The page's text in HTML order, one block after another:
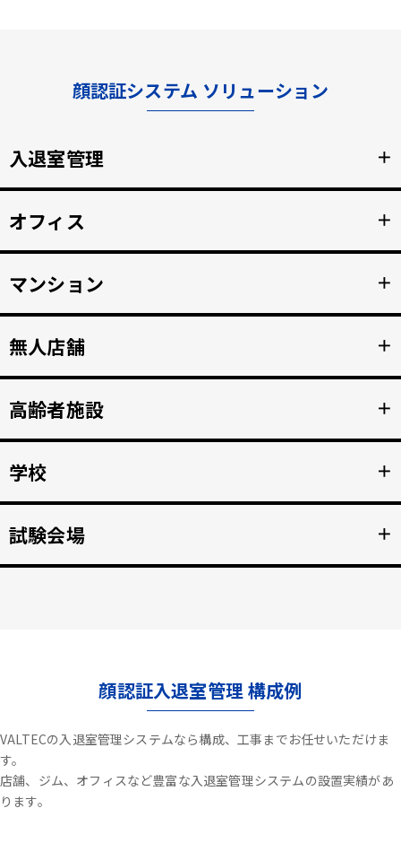
顔認証システム ソリューション
入退室管理 ＋
くし、紛失のリスクと再発行コストの削減。
詳細を見る >>
オフィス ＋
動勤怠管理。
詳細を見る >>
マンション ＋
スマホへ接続。 入居者の顔を認証して、手ぶらでドア解
錠。
詳細を見る >>
無人店舗 ＋
時間無人営業を実現。
詳細を見る >>
高齢者施設 ＋
検知、スマホへの着信アラートで重大事故を防止。
詳細を見る >>
学校 ＋
詳細を見る >>
試験会場 ＋
顔認証入退室管理 構成例
VALTECの入退室管理システムなら構成、工事までお任せいただけま
す。
店舗、ジム、オフィスなど豊富な入退室管理システムの設置実績があ
ります。